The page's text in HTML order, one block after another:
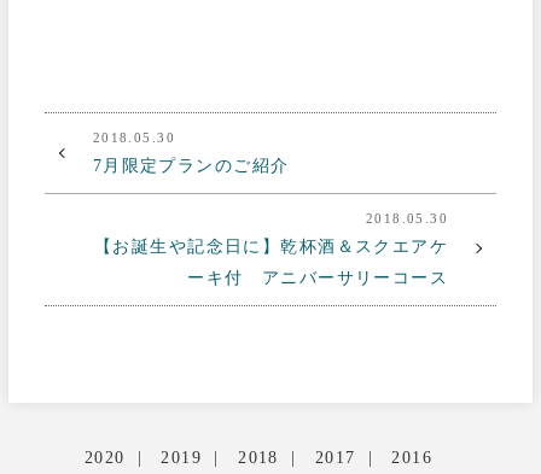
2018.05.30
7月限定プランのご紹介
2018.05.30
【お誕生や記念日に】乾杯酒＆スクエアケ
ーキ付 アニバーサリーコース
2020 2019 2018 2017 2016